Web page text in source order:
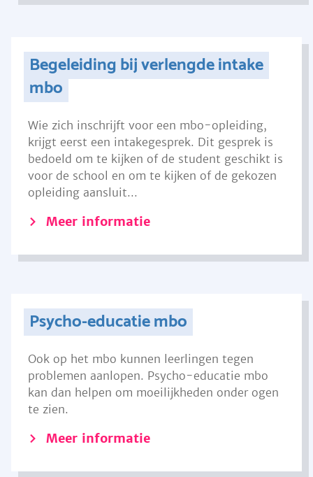
Begeleiding bij verlengde intake
mbo
Wie zich inschrijft voor een mbo-opleiding,
krijgt eerst een intakegesprek. Dit gesprek is
bedoeld om te kijken of de student geschikt is
voor de school en om te kijken of de gekozen
opleiding aansluit...
Meer informatie
Psycho-educatie mbo
Ook op het mbo kunnen leerlingen tegen
problemen aanlopen. Psycho-educatie mbo
kan dan helpen om moeilijkheden onder ogen
te zien.
Meer informatie